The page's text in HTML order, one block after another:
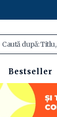
Bestseller